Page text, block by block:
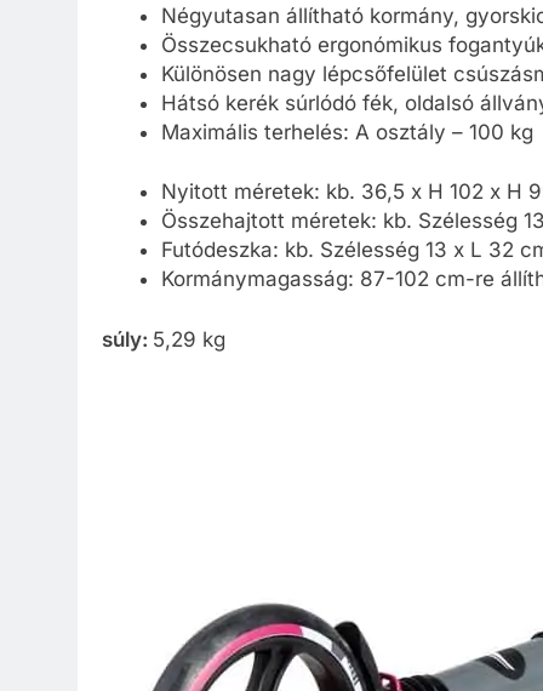
Négyutasan állítható kormány,
Összecsukható ergonómikus
Különösen nagy lépcsőfelület
Hátsó kerék súrlódó fék, oldalsó
Maximális terhelés: A osztály – 100 kg
Nyitott méretek: kb. 36,5 x H 102 x H
Összehajtott méretek: kb. Szélesség
Futódeszka: kb. Szélesség 13 x L 32
Kormánymagasság: 87-102 cm-re
súly: 5,29 kg